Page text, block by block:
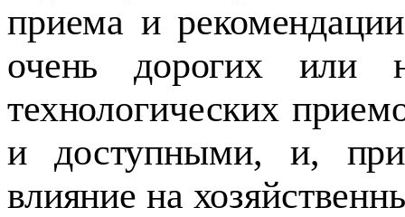
приема и
очень дорогих или
технологических
и доступными, и,
влияние на